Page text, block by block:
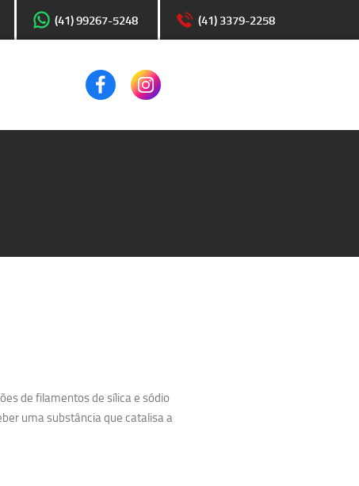
(41) 99267-5248 (41) 3379-2258
de filamentos de sílica e sódio
uma substância que catalisa a